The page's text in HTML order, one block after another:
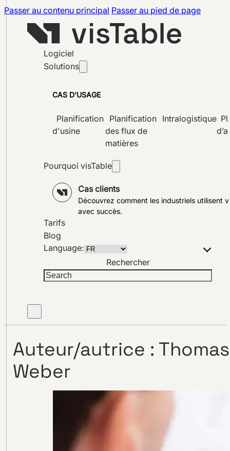
Passer au contenu principal Passer au pied de page
Logiciel
Solutions
CAS D'USAGE
Planification
d'usine
Planification
des flux de
matières
Intralogistique
Pourquoi visTable
Cas clients
Découvrez comment les industriels utilisent
avec succès.
Tarifs
Blog
Language:
Rechercher
Auteur/autrice : Thomas
Weber